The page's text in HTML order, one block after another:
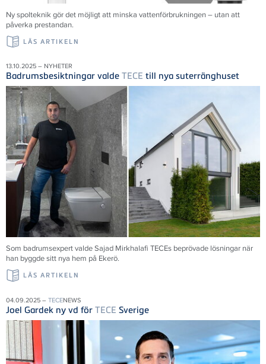
Ny spolteknik gör det möjligt att minska vattenförbrukningen – utan att
påverka prestandan.
LÄS ARTIKELN
13.10.2025 – NYHETER
Badrumsbesiktningar valde TECE till nya suterränghuset
Som badrumsexpert valde Sajad Mirkhalafi TECEs beprövade lösningar när
han byggde sitt nya hem på Ekerö.
LÄS ARTIKELN
04.09.2025 – TECENEWS
Joel Gardek ny vd för TECE Sverige